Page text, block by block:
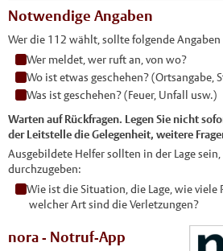
Notwendige Angaben
Wer die 112 wählt, sollte folgende Angaben
Wer meldet, wer ruft an, von wo?
Wo ist etwas geschehen? (Ortsangabe,
Was ist geschehen? (Feuer, Unfall usw.)
Warten auf Rückfragen. Legen Sie nicht
der Leitstelle die Gelegenheit, weitere
Ausgebildete Helfer sollten in der Lage
durchzugeben:
Wie ist die Situation, die Lage, wie viele
welcher Art sind die Verletzungen?
nora - Notruf-App